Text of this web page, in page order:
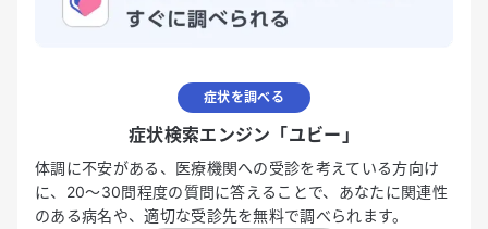
症状を調べる
症状検索エンジン「ユビー」
体調に不安がある、医療機関への受診を考えている方向け
に、20〜30問程度の質問に答えることで、あなたに関連性
のある病名や、適切な受診先を無料で調べられます。